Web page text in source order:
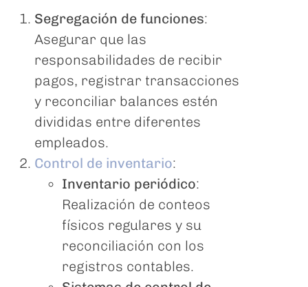
Segregación de funciones:
Asegurar que las
responsabilidades de recibir
pagos, registrar transacciones
y reconciliar balances estén
divididas entre diferentes
empleados.
Control de inventario:
Inventario periódico:
Realización de conteos
físicos regulares y su
reconciliación con los
registros contables.